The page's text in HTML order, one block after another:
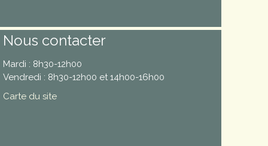
Nous contacter
Mardi : 8h30-12h00
Vendredi : 8h30-12h00 et 14h00-16h00
Carte du site